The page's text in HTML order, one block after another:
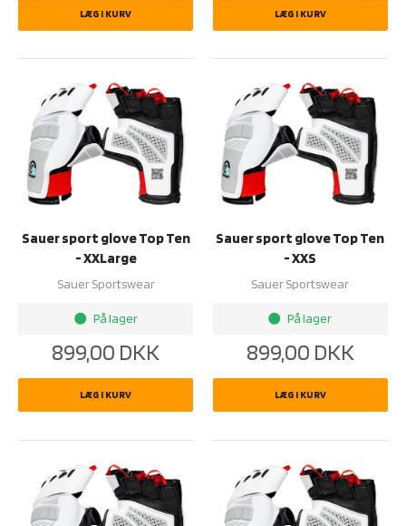
LÆG I KURV LÆG I KURV
Sauer sport glove Top Ten
- XXLarge
Sauer Sportswear
brightness_1 På lager
899,00 DKK
LÆG I KURV
Sauer sport glove Top Ten
- XXS
Sauer Sportswear
brightness_1 På lager
899,00 DKK
LÆG I KURV